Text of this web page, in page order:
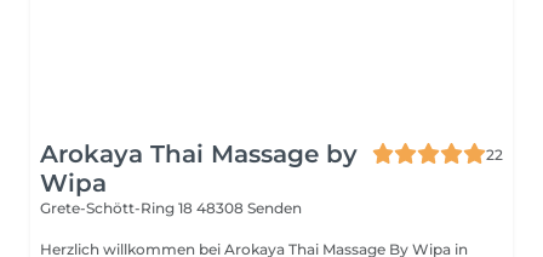
Arokaya Thai Massage by
Wipa
22
Grete-Schött-Ring 18 48308 Senden
Herzlich willkommen bei Arokaya Thai Massage By Wipa in